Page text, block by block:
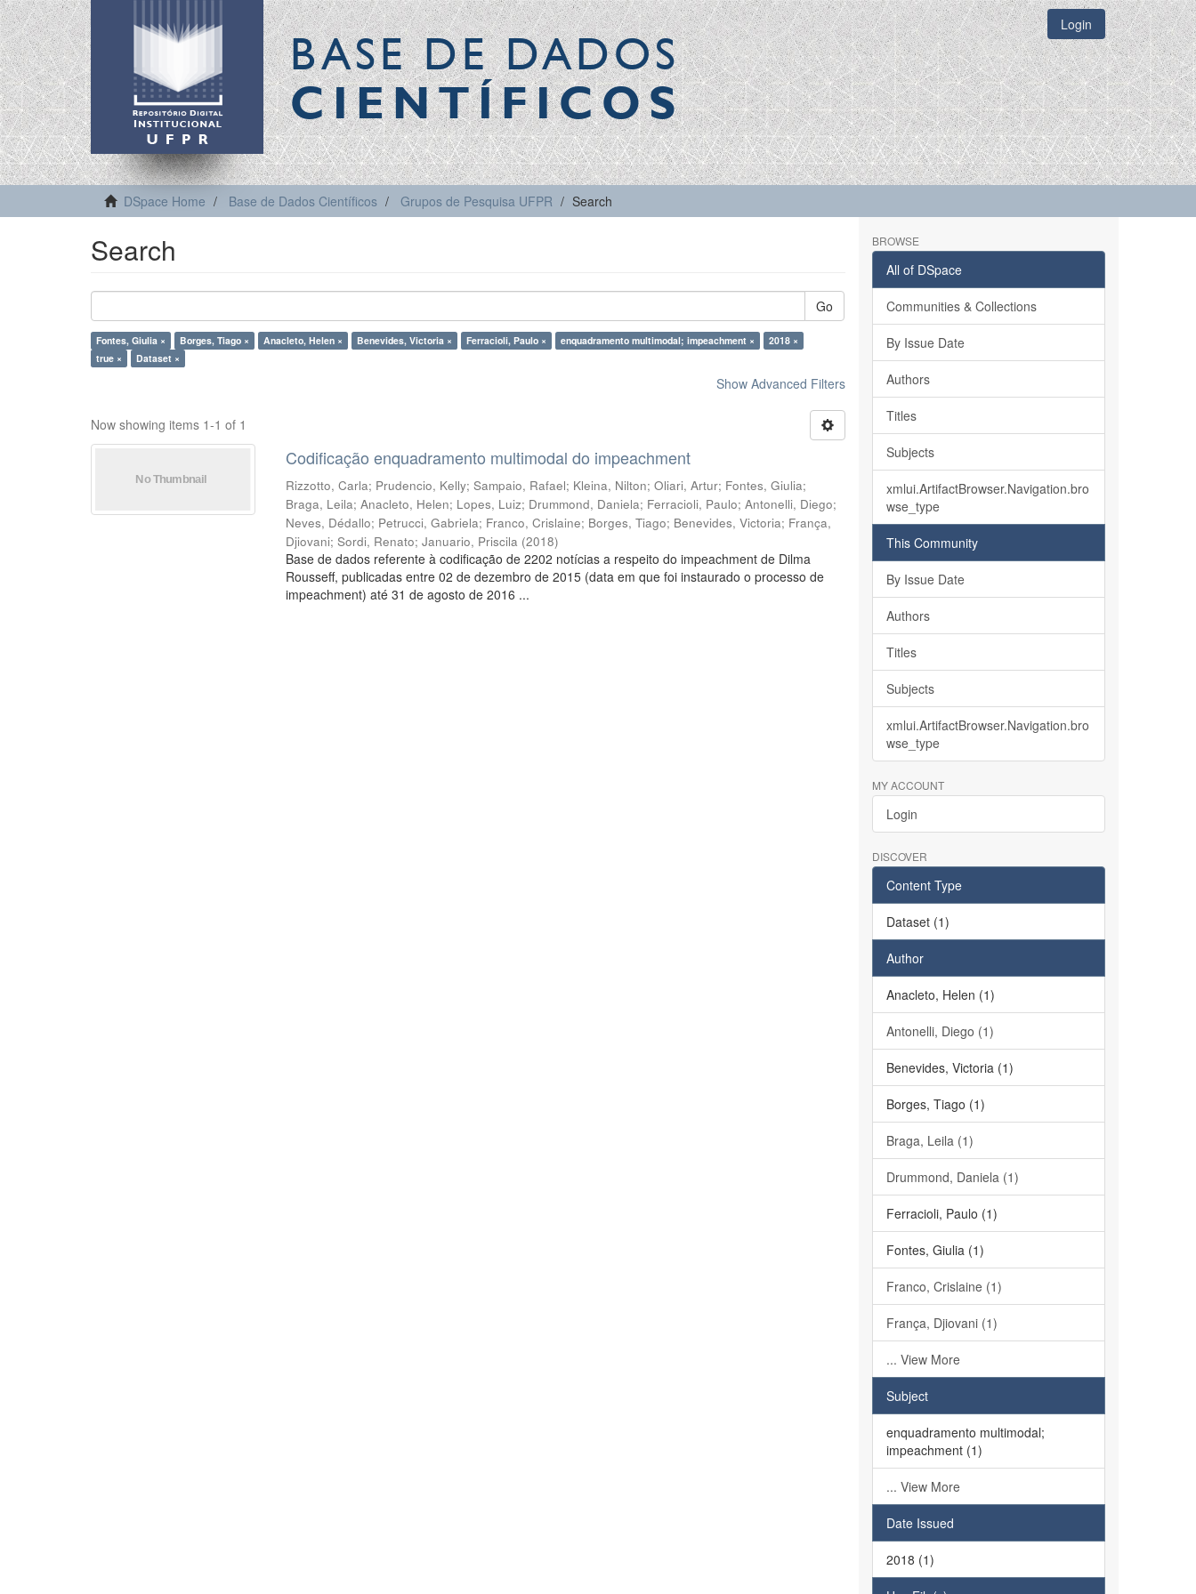
BASE DE DADOS
CIENTÍFICOS
Login
DSpace Home Base de Dados Científicos Grupos de Pesquisa UFPR Search
Search
Go
Fontes, Giulia × Borges, Tiago × Anacleto, Helen × Benevides, Victoria × Ferracioli, Paulo × enquadramento multimodal; impeachment ×
2018 ×
true ×
Dataset ×
Show Advanced Filters
Now showing items 1-1 of 1
Codificação enquadramento multimodal do impeachment
Rizzotto, Carla; Prudencio, Kelly;Sampaio, Rafael; Kleina, Nilton;Oliari, Artur; Fontes, Giulia;
Braga, Leila;Anacleto, Helen; Lopes, Luiz; Drummond, Daniela; Ferracioli, Paulo;Antonelli, Diego;
Neves, Dédallo; Petrucci, Gabriela; Franco, Crislaine; Borges, Tiago; Benevides, Victoria; França,
Djiovani;Sordi, Renato;Januario, Priscila (2018)
Base de dados referente à codificação de 2202 notícias a respeito do impeachment de Dilma
Rousseff, publicadas entre 02 de dezembro de 2015 (data em que foi instaurado o processo de
impeachment) até 31 de agosto de 2016 ...
BROWSE
All of DSpace
Communities & Collections
By Issue Date
Authors
Titles
Subjects
xmlui.ArtifactBrowser.Navigation.bro
wse_type
This Community
By Issue Date
Authors
Titles
Subjects
xmlui.ArtifactBrowser.Navigation.bro
wse_type
MY ACCOUNT
Login
DISCOVER
Content Type
Dataset (1)
Author
Anacleto, Helen (1)
Antonelli, Diego (1)
Benevides, Victoria (1)
Borges, Tiago (1)
Braga, Leila (1)
Drummond, Daniela (1)
Ferracioli, Paulo (1)
Fontes, Giulia (1)
Franco, Crislaine (1)
França, Djiovani (1)
... View More
Subject
enquadramento multimodal;
impeachment (1)
... View More
Date Issued
2018 (1)